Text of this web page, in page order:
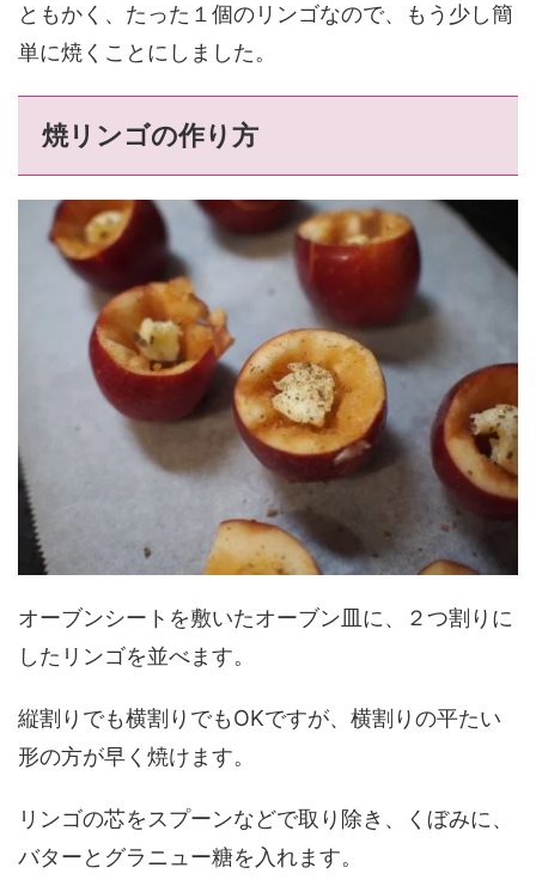
ともかく、たった１個のリンゴなので、もう少し簡
単に焼くことにしました。
焼リンゴの作り方
オーブンシートを敷いたオーブン皿に、２つ割りに
したリンゴを並べます。
縦割りでも横割りでもOKですが、横割りの平たい
形の方が早く焼けます。
リンゴの芯をスプーンなどで取り除き、くぼみに、
バターとグラニュー糖を入れます。